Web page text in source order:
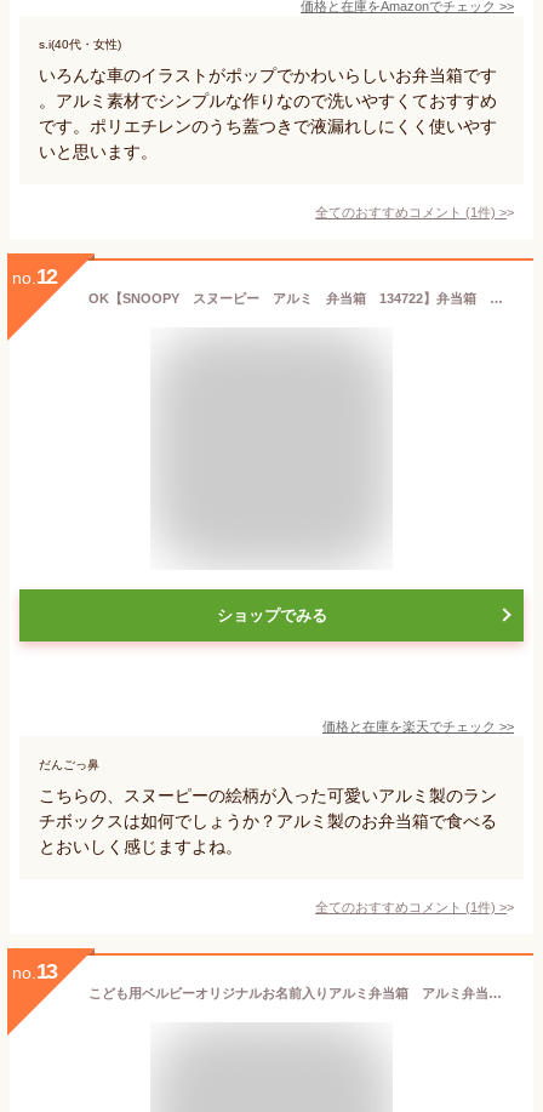
価格と在庫をAmazonでチェック >>
s.i(40代・女性)
いろんな車のイラストがポップでかわいらしいお弁当箱です
。アルミ素材でシンプルな作りなので洗いやすくておすすめ
です。ポリエチレンのうち蓋つきで液漏れしにくく使いやす
いと思います。
全てのおすすめコメント (1件) >
no. 12
OK【SNOOPY スヌーピー アルミ 弁当箱 134722】弁当箱 ランチボックス アルミランチボックス お弁当箱 お弁当 弁当 お弁当グッズ ランチ ランチグッズ アルミ製 保温庫 保温庫対応 子供 遠足 ピクニック ピーナッツ ウッドストック
ショップでみる
価格と在庫を楽天でチェック >>
だんごっ鼻
こちらの、スヌーピーの絵柄が入った可愛いアルミ製のラン
チボックスは如何でしょうか？アルミ製のお弁当箱で食べる
とおいしく感じますよね。
全てのおすすめコメント (1件) >
no. 13
こども用ベルビーオリジナルお名前入りアルミ弁当箱 アルミ弁当箱 名前入り 名入れ 弁当 弁当箱 ランチ ピクニック 昼食 遠足誕生日プレゼント 子供 幼稚園 保育園 日本製 入園 入学